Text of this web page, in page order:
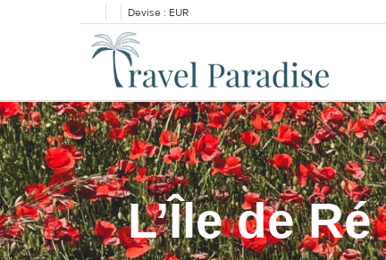
Devise : EUR
L’Île de